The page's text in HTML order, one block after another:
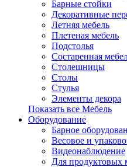
Барные стойки
Декоративные
Летняя мебель
Плетеная мебель
Подстолья
Состаренная
Столешницы
Столы
Стулья
Элементы декора
Показать все Мебель
Оборудование
Барное
Весовое и
Видеонаблюдение
Для продуктовых